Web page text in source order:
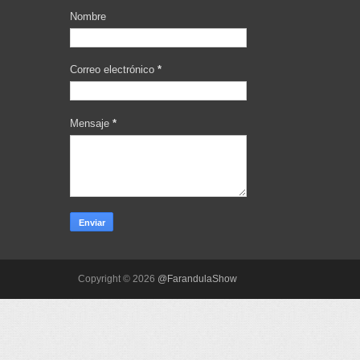
Nombre
Correo electrónico *
Mensaje *
Copyright © 2026 @FarandulaShow